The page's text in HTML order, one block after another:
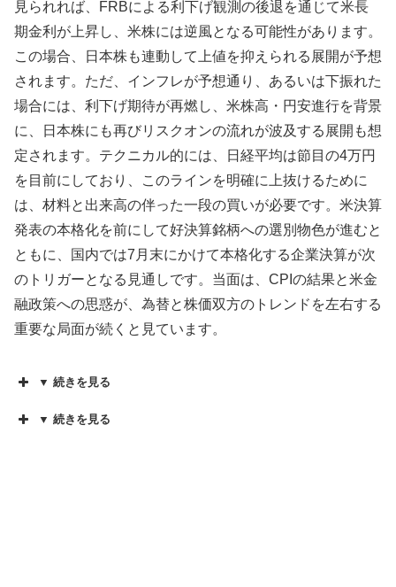
見られれば、FRBによる利下げ観測の後退を通じて米長
期金利が上昇し、米株には逆風となる可能性があります。
この場合、日本株も連動して上値を抑えられる展開が予想
されます。ただ、インフレが予想通り、あるいは下振れた
場合には、利下げ期待が再燃し、米株高・円安進行を背景
に、日本株にも再びリスクオンの流れが波及する展開も想
定されます。テクニカル的には、日経平均は節目の4万円
を目前にしており、このラインを明確に上抜けるために
は、材料と出来高の伴った一段の買いが必要です。米決算
発表の本格化を前にして好決算銘柄への選別物色が進むと
ともに、国内では7月末にかけて本格化する企業決算が次
のトリガーとなる見通しです。当面は、CPIの結果と米金
融政策への思惑が、為替と株価双方のトレンドを左右する
重要な局面が続くと見ています。
▼ 続きを見る
▼ 続きを見る